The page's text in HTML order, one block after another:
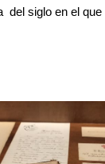
del siglo en el que